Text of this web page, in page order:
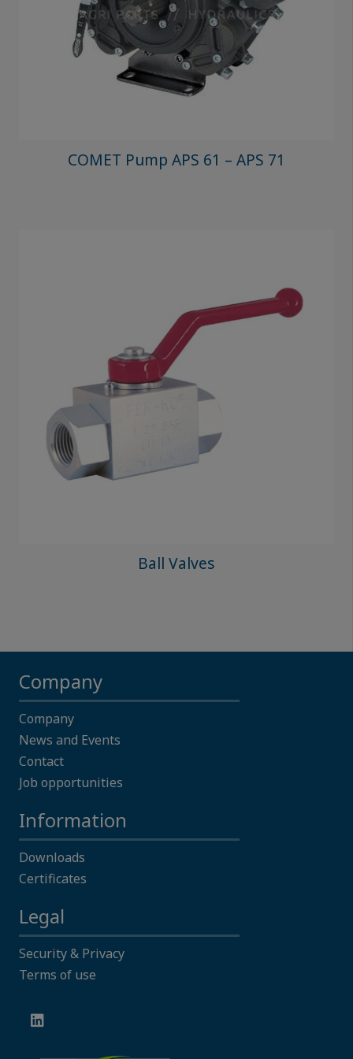
COMET Pump APS 61 – APS 71
Ball Valves
Company
Company
News and Events
Contact
Job opportunities
Information
Downloads
Certificates
Legal
Security & Privacy
Terms of use